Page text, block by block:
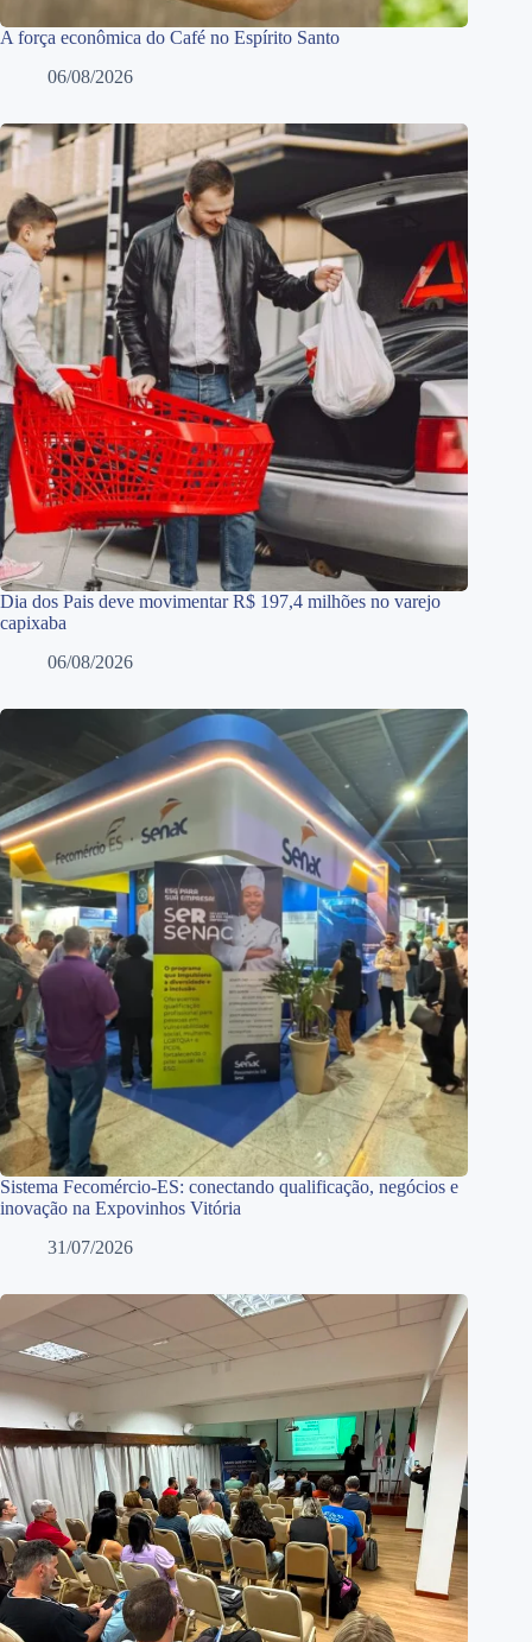
A força econômica do Café no Espírito Santo
06/08/2026
Dia dos Pais deve movimentar R$ 197,4 milhões no varejo
capixaba
06/08/2026
Sistema Fecomércio-ES: conectando qualificação, negócios e
inovação na Expovinhos Vitória
31/07/2026